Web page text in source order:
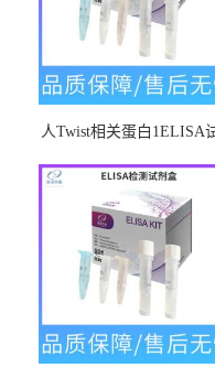
人Twist相关蛋白1ELISA